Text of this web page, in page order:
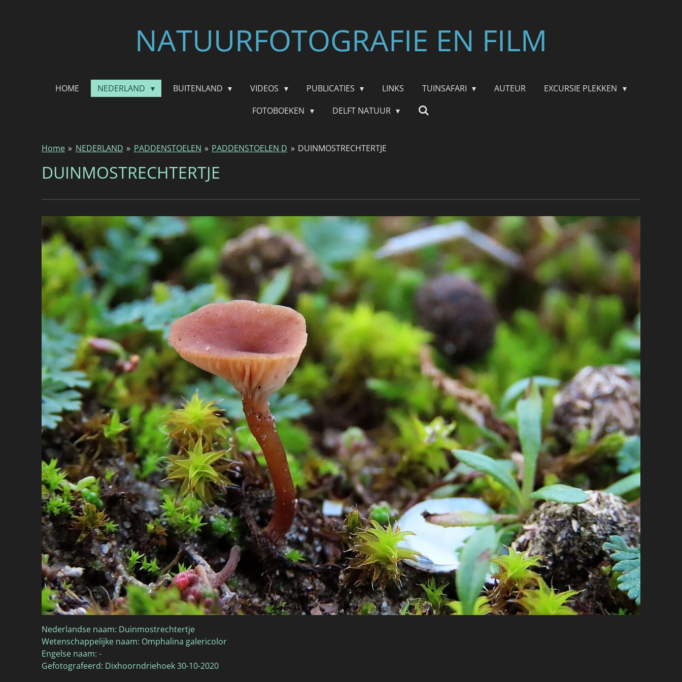
NATUURFOTOGRAFIE EN FILM
HOME NEDERLAND BUITENLAND VIDEOS PUBLICATIES LINKS TUINSAFARI AUTEUR
EXCURSIE PLEKKEN
FOTOBOEKEN
DELFT NATUUR
Home » NEDERLAND » PADDENSTOELEN » PADDENSTOELEN D » DUINMOSTRECHTERTJE
DUINMOSTRECHTERTJE
Nederlandse naam: Duinmostrechtertje
Wetenschappelijke naam: Omphalina galericolor
Engelse naam: -
Gefotografeerd: Dixhoorndriehoek 30-10-2020